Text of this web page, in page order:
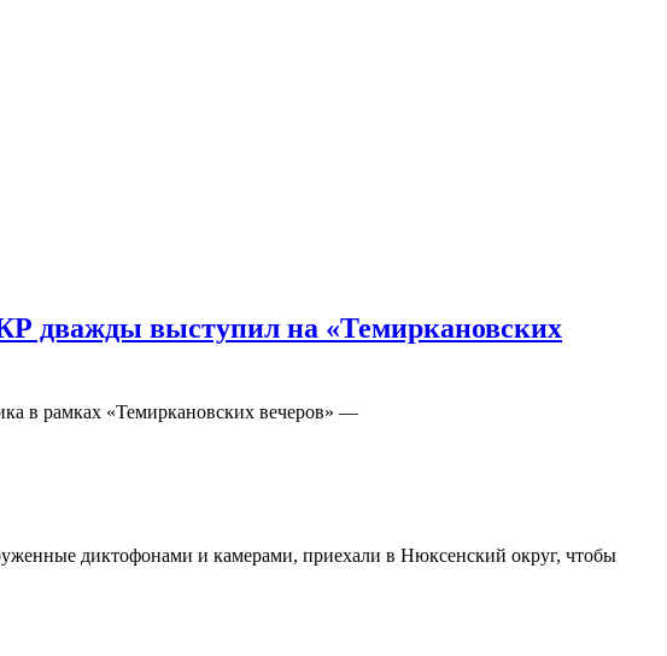
дважды выступил на «Темиркановских
в рамках «Темиркановских вечеров» —
диктофонами и камерами, приехали в Нюксенский округ, чтобы